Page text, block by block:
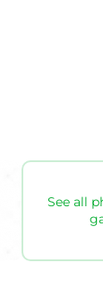
See all